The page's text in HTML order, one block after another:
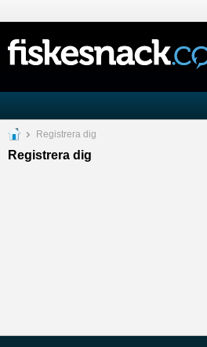
Registrera dig
Registrera dig